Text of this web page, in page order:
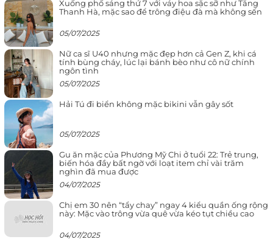
Xuống phố sáng thứ 7 với váy hoa sặc sỡ như Tăng
Thanh Hà, mặc sao để trông điệu đà mà không sến
05/07/2025
Nữ ca sĩ U40 nhưng mặc đẹp hơn cả Gen Z, khi cá
tính bùng cháy, lúc lại bánh bèo như cô nữ chính
ngôn tình
05/07/2025
Hải Tú đi biển không mặc bikini vẫn gây sốt
05/07/2025
Gu ăn mặc của Phương Mỹ Chi ở tuổi 22: Trẻ trung,
biến hóa đầy bất ngờ với loạt item chỉ vài trăm
nghìn đã mua được
04/07/2025
Chị em 30 nên “tẩy chay” ngay 4 kiểu quần ống rộng
này: Mặc vào trông vừa quê vừa kéo tụt chiều cao
04/07/2025